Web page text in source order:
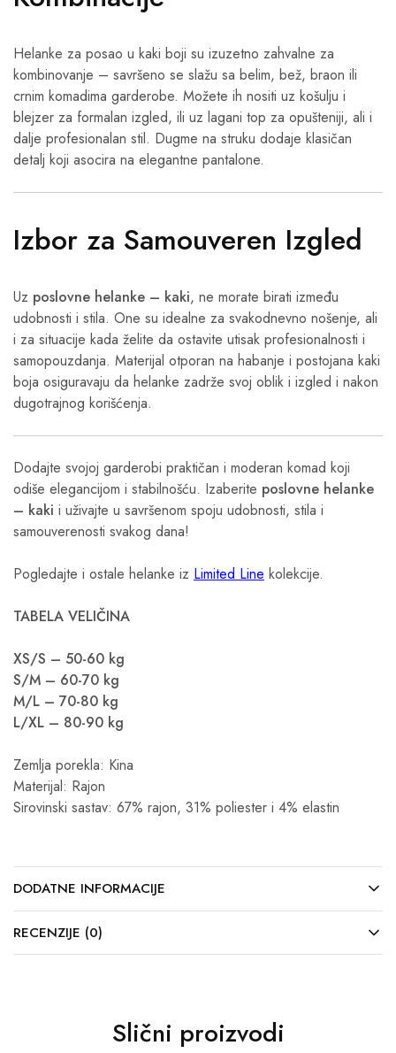
Helanke za posao u kaki boji su izuzetno zahvalne za
kombinovanje – savršeno se slažu sa belim, bež, braon ili
crnim komadima garderobe. Možete ih nositi uz košulju i
blejzer za formalan izgled, ili uz lagani top za opušteniji, ali i
dalje profesionalan stil. Dugme na struku dodaje klasičan
detalj koji asocira na elegantne pantalone.
Izbor za Samouveren Izgled
Uz poslovne helanke – kaki, ne morate birati između
udobnosti i stila. One su idealne za svakodnevno nošenje, ali
i za situacije kada želite da ostavite utisak profesionalnosti i
samopouzdanja. Materijal otporan na habanje i postojana kaki
boja osiguravaju da helanke zadrže svoj oblik i izgled i nakon
dugotrajnog korišćenja.
Dodajte svojoj garderobi praktičan i moderan komad koji
odiše elegancijom i stabilnošću. Izaberite poslovne helanke
– kaki i uživajte u savršenom spoju udobnosti, stila i
samouverenosti svakog dana!
Pogledajte i ostale helanke iz Limited Line kolekcije.
TABELA VELIČINA
XS/S – 50-60 kg
S/M – 60-70 kg
M/L – 70-80 kg
L/XL – 80-90 kg
Zemlja porekla: Kina
Materijal: Rajon
Sirovinski sastav: 67% rajon, 31% poliester i 4% elastin
DODATNE INFORMACIJE
RECENZIJE (0)
Slični proizvodi